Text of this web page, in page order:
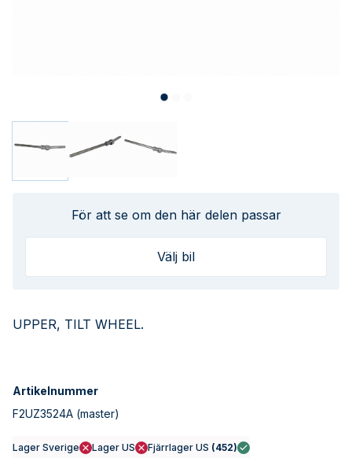
För att se om den här delen passar
Välj bil
UPPER, TILT WHEEL.
Artikelnummer
F2UZ3524A (master)
Lager Sverige Lager US Fjärrlager US (452)